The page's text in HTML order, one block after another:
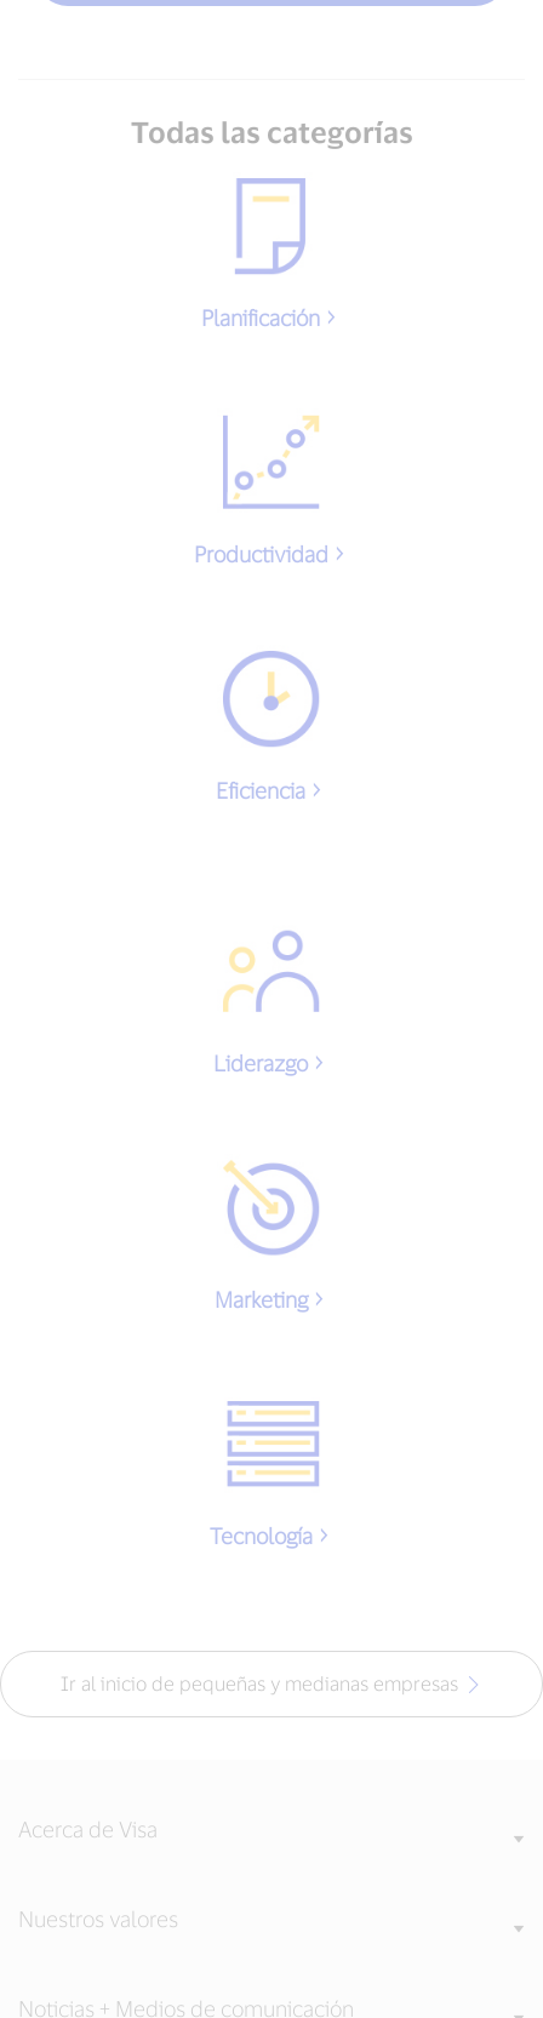
Todas las categorías
Planificación
Productividad
Eficiencia
Liderazgo
Marketing
Tecnología
Ir al inicio de pequeñas y medianas empresas
Acerca de Visa
Nuestros valores
Noticias + Medios de comunicación